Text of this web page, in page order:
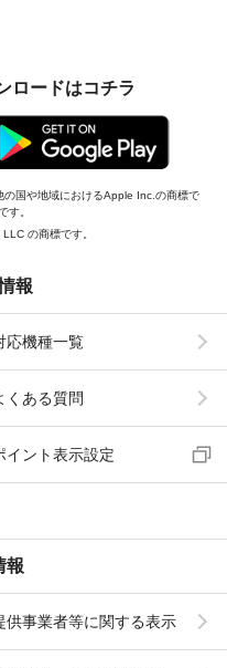
ロードはコチラ
国や地域におけるApple Inc.の商標で
す。
の商標です。
報
応機種一覧
くある質問
イント表示設定
報
供事業者等に関する表示